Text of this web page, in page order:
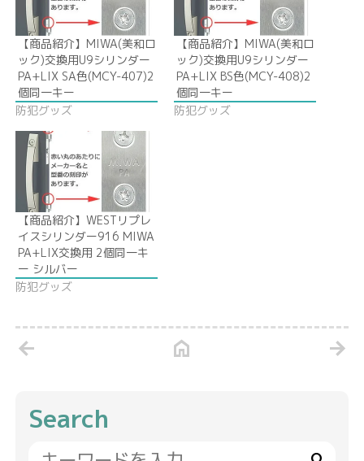
【商品紹介】MIWA(美和ロ
ック)交換用U9シリンダー
PA+LIX SA色(MCY-407)2
個同一キー
防犯グッズ
【商品紹介】MIWA(美和ロ
ック)交換用U9シリンダー
PA+LIX BS色(MCY-408)2
個同一キー
防犯グッズ
【商品紹介】WESTリプレ
イスシリンダー916 MIWA
PA+LIX交換用 2個同一キ
ー シルバー
防犯グッズ
arrow_back home arrow_forward
Search